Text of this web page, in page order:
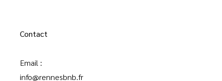
Contact
Email :
info@rennesbnb.fr